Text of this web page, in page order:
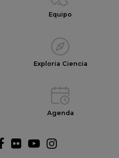
Equipo
Exploria Ciencia
Agenda